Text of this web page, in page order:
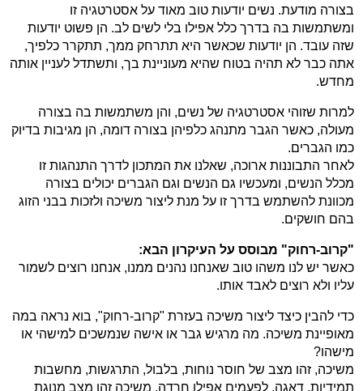
בצורה מודעת. נשים יודעות טוב מאוד על אסטרטגיה זו
ומשתמשות בה בדרך כלל אפילו בלי לשים לב. הן פשוט יודעות
שזה עובד. הן יודעות שכאשר היא תתרחק ממך, תתקרר כלפיך,
אתה כבר לא תהיה בטוח שהיא מעוניינת בך, ותשתדל לעניין אותה
מחדש.
למרות שזוהי אסטרטגיה של נשים, והן משתמשות בה בצורה
מעולה, כאשר הגבר מתנהג כלפיהן בצורה דומה, הן מגיבות בדיוק
כמו הגברים.
לאחר התבוננות ארוכה, שאלנו את המתכון לדרך התנהגות זו
מכלל הנשים, ומעכשיו גם הנשים וגם הגברים יכולים בצורה
מכוונת להשתמש בדרך זו על מנת ליצור משיכה ולזכות בבני הזוג
בהם חושקים.
"קרוב-רחוק" מבוסס על העיקרון הבא:
כאשר יש לנו משהו טוב שאנחנו נהנים ממנו, אנחנו רוצים לשמור
עליו ולא רוצים לאבד אותו.
כדי להבין כיצד ליצור משיכה בעזרת "קרוב-רחוק", בוא נראה במה
מאופיינת משיכה. מה מרגיש גבר או אישה שנמשכים למישהי או
מישהו?
משיכה, זהו מצב של חוסר נוחות, בלבול, התרגשות, מחשבות
תמידיות, דאגה, לפעמים אפילו חרדה. משיכה זהו מצב מנוגת